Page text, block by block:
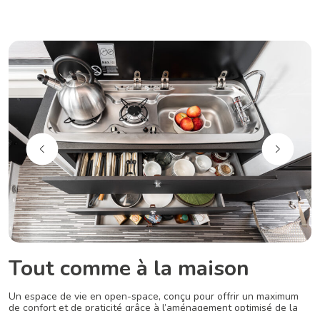
Tout comme à la maison
Un espace de vie en open-space, conçu pour offrir un maximum
de confort et de praticité grâce à l’aménagement optimisé de la